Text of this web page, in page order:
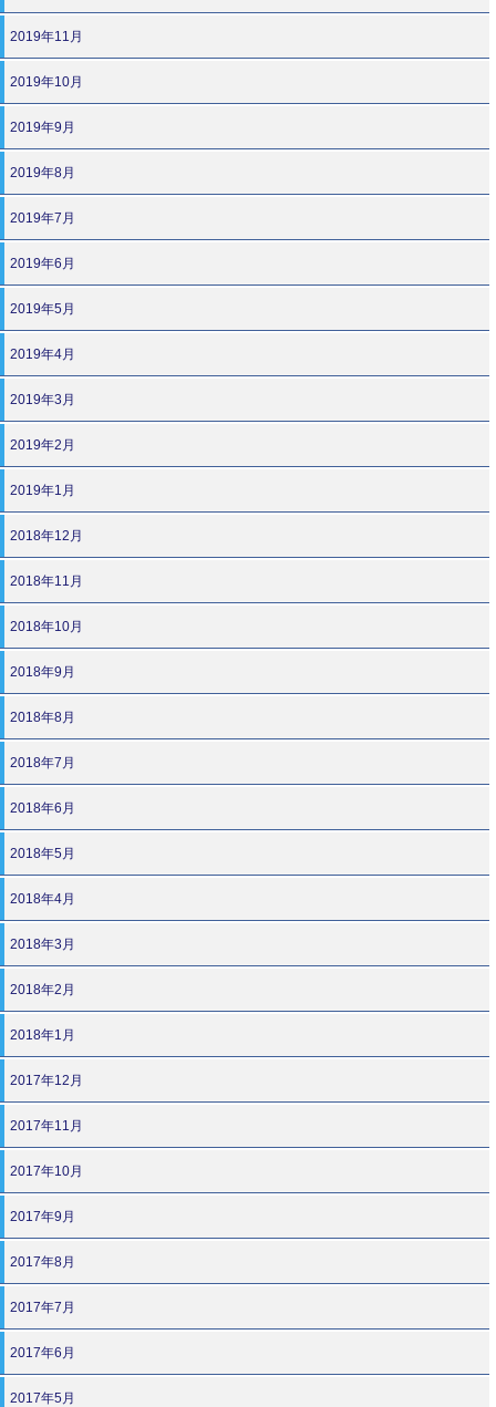
2019年11月
2019年10月
2019年9月
2019年8月
2019年7月
2019年6月
2019年5月
2019年4月
2019年3月
2019年2月
2019年1月
2018年12月
2018年11月
2018年10月
2018年9月
2018年8月
2018年7月
2018年6月
2018年5月
2018年4月
2018年3月
2018年2月
2018年1月
2017年12月
2017年11月
2017年10月
2017年9月
2017年8月
2017年7月
2017年6月
2017年5月